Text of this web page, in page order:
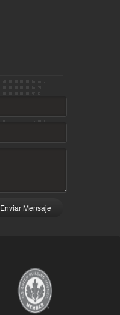
Enviar Mensaje